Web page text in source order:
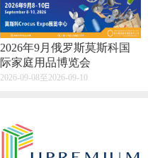
2026年9月俄罗斯莫斯科国
际家庭用品博览会
2026-09-08至2026-09-10